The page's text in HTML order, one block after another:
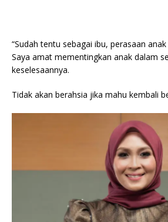
“Sudah tentu sebagai ibu, perasaan
Saya amat mementingkan anak dalam
keselesaannya.
Tidak akan berahsia jika mahu kembali